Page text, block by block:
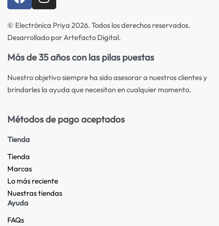
© Electrónica Priya 2026. Todos los derechos reservados.
Desarrollado por Artefacto Digital.
Más de 35 años con las pilas puestas
Nuestro objetivo siempre ha sido asesorar a nuestros clientes y
brindarles la ayuda que necesitan en cualquier momento.
Métodos de pago aceptados
Tienda
Tienda
Marcas
Lo más reciente​
Nuestras tiendas​
Ayuda
FAQs